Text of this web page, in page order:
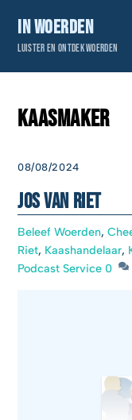
content
In Woerden
Luister en ontdek Woerden
Kaasmaker
08/08/2024
Jos van Riet
Beleef Woerden,
Riet, Kaashandelaar,
Podcast Service 0